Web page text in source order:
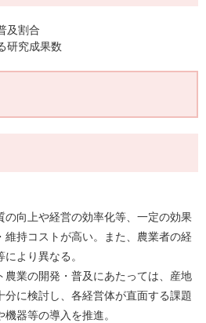
及割合
研究成果数
向上や経営の効率化等、一定の効果
維持コストが高い。また、農業者の経
より異なる。
業の開発・普及にあたっては、産地
分に検討し、各経営体が直面する課題
器等の導入を推進。